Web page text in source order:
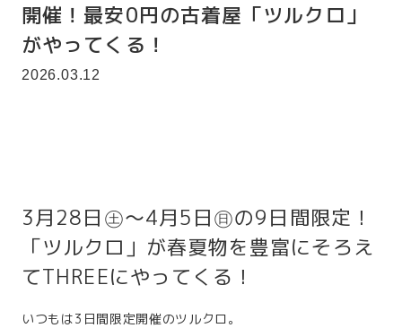
開催！最安0円の古着屋「ツルクロ」
がやってくる！
2026.03.12
3月28日㊏～4月5日㊐の9日間限定！
「ツルクロ」が春夏物を豊富にそろえ
てTHREEにやってくる！
いつもは3日間限定開催のツルクロ。